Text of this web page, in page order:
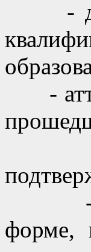
-
-
-
-
форме,